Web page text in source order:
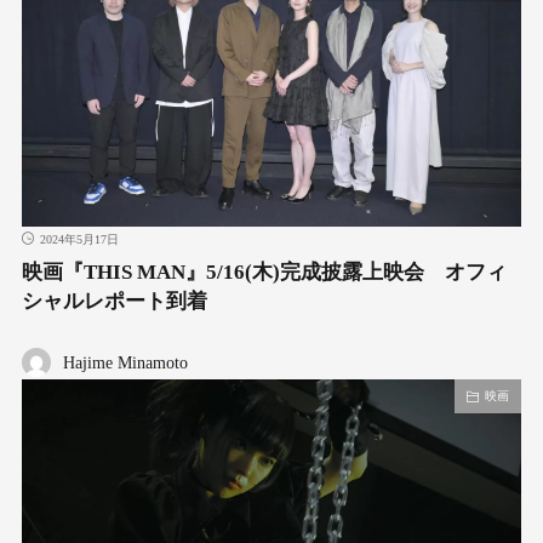
2024年5月17日
映画『THIS MAN』5/16(木)完成披露上映会 オフィ
シャルレポート到着
Hajime Minamoto
映画